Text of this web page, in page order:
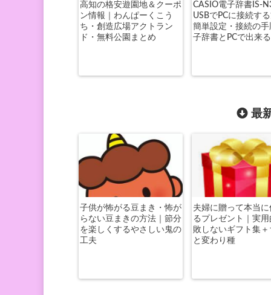
高知の格安遊園地＆クーポ
ン情報｜わんぱーくこう
ち・創造広場アクトラン
ド・無料公園まとめ
CASIO電子辞書IS-
USBでPCに接続す
簡単設定・接続の
子辞書とPCで出来
最
子供が怖がる豆まき・怖が
らない豆まきの方法｜節分
を楽しくするやさしい鬼の
工夫
夫婦に贈って本当
るプレゼント｜実
敗しないギフト集
と変わり種